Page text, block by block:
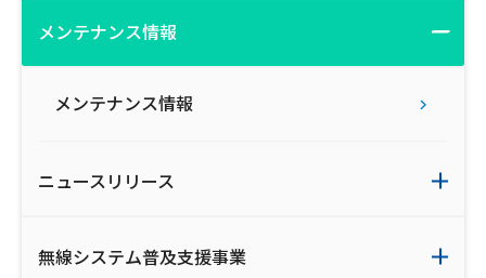
メンテナンス情報
メンテナンス情報
ニュースリリース
無線システム普及支援事業